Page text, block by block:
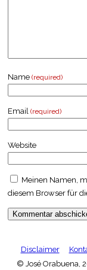
Name (required)
Email (required)
Website
Meinen Namen,
diesem Browser für
Sidebar
Footer
Disclaimer
© José Orabuena,